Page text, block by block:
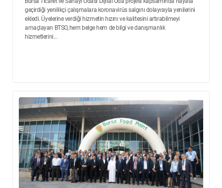
geçirdiği yenilikçi çalışmalara koronavirüs salgını dolayısıyla yenilerini
ekledi. Üyelerine verdiği hizmetin hızını ve kalitesini artırabilmeyi
amaçlayan BTSO, hem belge hem de bilgi ve danışmanlık
hizmetlerini...